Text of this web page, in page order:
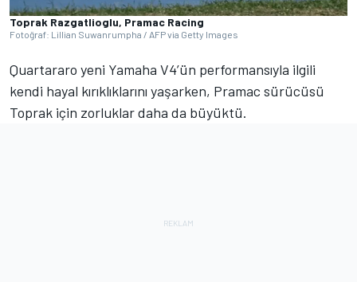
Toprak Razgatlioglu, Pramac Racing
Fotoğraf: Lillian Suwanrumpha / AFP via Getty Images
Quartararo yeni Yamaha V4’ün performansıyla ilgili
kendi hayal kırıklıklarını yaşarken, Pramac sürücüsü
Toprak için zorluklar daha da büyüktü.